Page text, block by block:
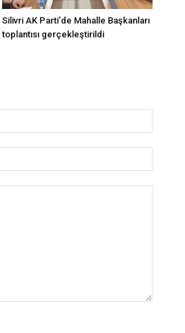
Silivri AK Parti’de Mahalle Başkanları
toplantısı gerçekleştirildi